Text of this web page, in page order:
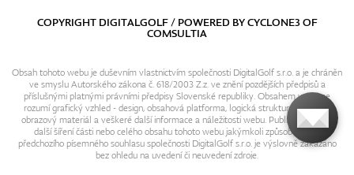
COPYRIGHT DIGITALGOLF / POWERED BYCYCLONE3OF
COMSULTIA
Obsah tohoto webu je duševním vlastnictvím společnosti DigitalGolf s.r.o. a je chráněn
ve smyslu Autorského zákona č. 618/2003 Z.z. ve znění pozdějších předpisů a
příslušnými platnými právními předpisy Slovenské republiky. Obsahem webu se
rozumí grafický vzhled - design, obsahová platforma, logická struktura, textový i
obrazový materiál a veškeré další informace a náležitosti webu. Publikování resp.
další šíření části nebo celého obsahu tohoto webu jakýmkoli způsobem bez
předchozího písemného souhlasu společnosti DigitalGolf s.r.o. je výslovně zakázáno
bez ohledu na uvedení či neuvedení zdroje.